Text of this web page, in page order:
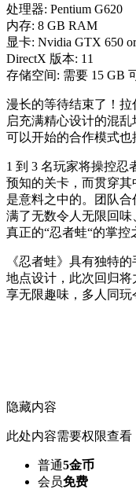
处理器: Pentium G620
内存: 8 GB RAM
显卡: Nvidia GTX 650
DirectX 版本: 11
存储空间: 需要 15 GB
漫长的等待结束了！
启充满精心设计的混
可以开始的合作模式也
1 到 3 名玩家将操控忍
预知的关卡，而贯穿
是意料之中的。团队
满了无数令人无限回
真正的“忍者蛙“的掌控
《忍者蛙》具有独特
地点设计，此次回归
享无限趣味，多人同玩
隐藏内容
此处内容需要权限查看
普通5金币
会员免费